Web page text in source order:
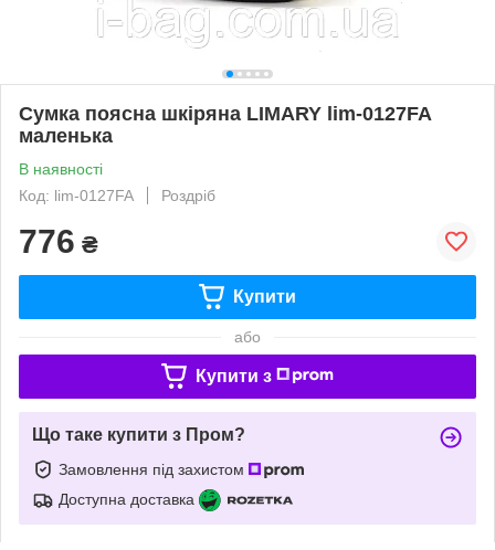
Сумка поясна шкіряна LIMARY lim-0127FA
маленька
В наявності
Код: lim-0127FA
Роздріб
776 ₴
Купити
або
Купити з
Що таке купити з Пром?
Замовлення під захистом
Доступна доставка